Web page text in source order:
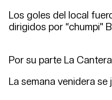
Los goles del local
dirigidos por “chumpi”
Por su parte La
La semana venidera